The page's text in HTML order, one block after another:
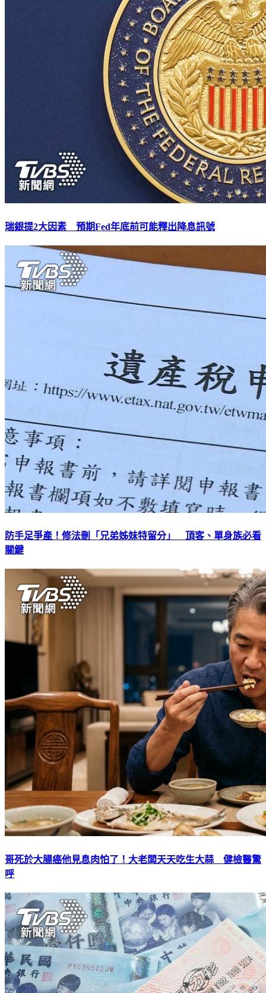
瑞銀提2大因素 預期Fed年底前可能釋出降息訊號
防手足爭產！修法刪「兄弟姊妹特留分」 頂客、單身族必看
關鍵
哥死於大腸癌他見息肉怕了！大老闆天天吃生大蒜 健檢醫驚
呼